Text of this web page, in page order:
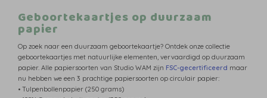
Geboortekaartjes op duurzaam
papier
Op zoek naar een duurzaam geboortekaartje? Ontdek onze collectie
geboortekaartjes met natuurlijke elementen, vervaardigd op duurzaam
papier. Alle papiersoorten van Studio WAM zijn FSC-gecertificeerd maar
nu hebben we een 3 prachtige papiersoorten op circulair papier:
• Tulpenbollenpapier (250 grams)